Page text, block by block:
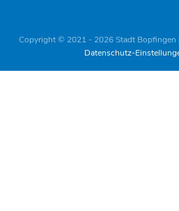
Copyright © 2021 - 2026 Stadt
Datenschutz-